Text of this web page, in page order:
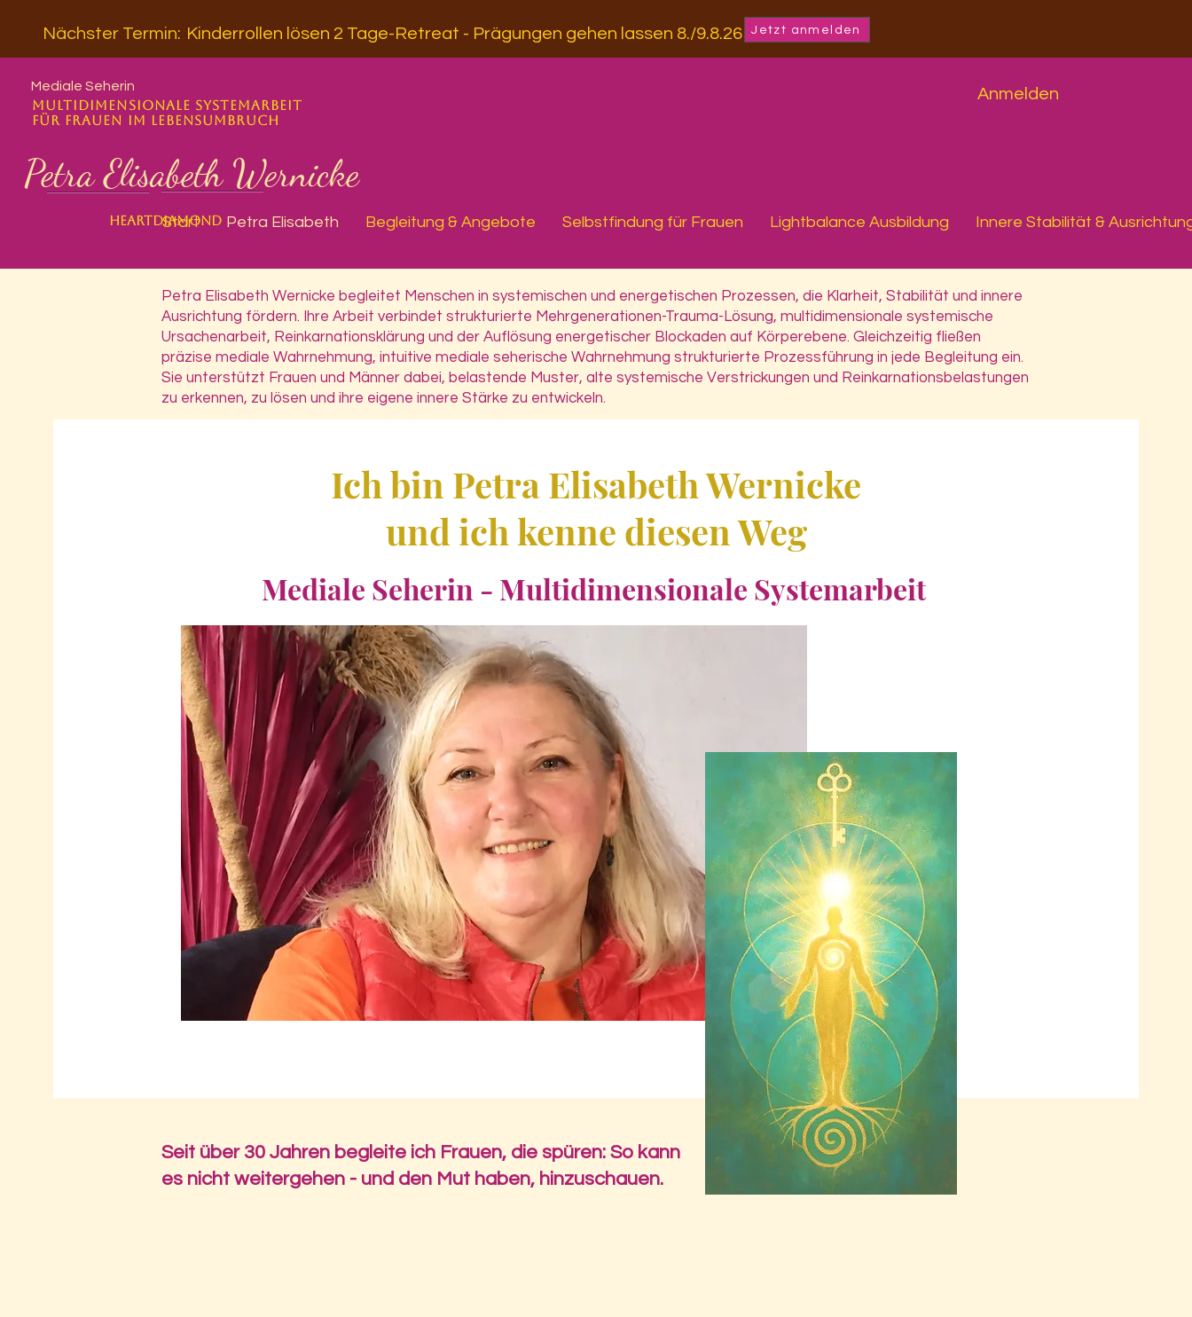
Nächster Termin: Kinderrollen lösen 2 Tage-Retreat - Prägungen gehen lassen 8./9.8.26 Jetzt anmelden
Mediale Seherin
multidimensionale Systemarbeit
für Frauen im Lebensumbruch
Petra Elisabeth Wernicke
Heartdiamond
Anmelden
Start Petra Elisabeth Begleitung & Angebote Selbstfindung für Frauen Lightbalance Ausbildung Innere Stabilität &
Petra Elisabeth Wernicke begleitet Menschen in systemischen und energetischen Prozessen, die Klarheit, Stabilität und innere
Ausrichtung fördern. Ihre Arbeit verbindet strukturierte Mehrgenerationen-Trauma-Lösung, multidimensionale systemische
Ursachenarbeit, Reinkarnationsklärung und der Auflösung energetischer Blockaden auf Körperebene. Gleichzeitig fließen
präzise mediale Wahrnehmung, intuitive mediale seherische Wahrnehmung strukturierte Prozessführung in jede Begleitung ein.
Sie unterstützt Frauen und Männer dabei, belastende Muster, alte systemische Verstrickungen und Reinkarnationsbelastungen
zu erkennen, zu lösen und ihre eigene innere Stärke zu entwickeln.
Ich bin Petra Elisabeth Wernicke
und ich kenne diesen Weg
Mediale Seherin - Multidimensionale Systemarbeit
Seit über 30 Jahren begleite ich Frauen, die spüren: So kann
es nicht weitergehen - und den Mut haben, hinzuschauen.